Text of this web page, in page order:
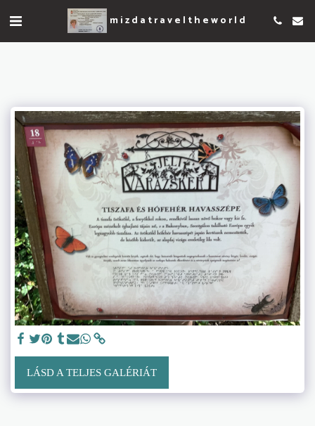
mizdatraveltheworld
LÁSD A TELJES GALÉRIÁT